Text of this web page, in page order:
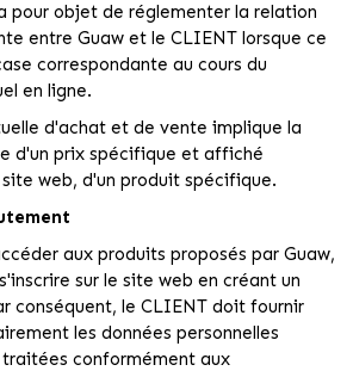
pour objet de réglementer la relation
entre Guaw et le CLIENT lorsque ce
correspondante au cours du
en ligne.
d'achat et de vente implique la
d'un prix spécifique et affiché
web, d'un produit spécifique.
aux produits proposés par Guaw,
sur le site web en créant un
conséquent, le CLIENT doit fournir
les données personnelles
conformément aux